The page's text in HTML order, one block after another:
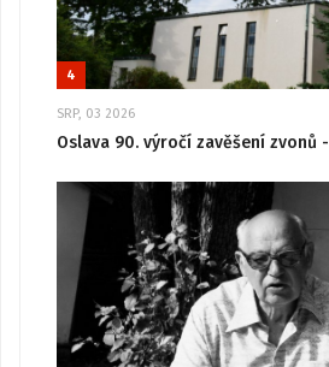
4
SRP, 03 2026
Oslava 90. výročí zavěšení zvonů